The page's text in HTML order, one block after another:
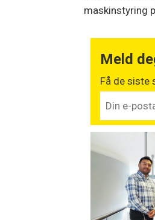
maskinstyring
Meld
Få de siste